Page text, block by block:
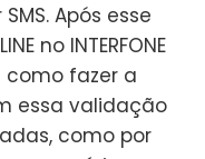
Após esse
no INTERFONE
como fazer a
essa validação
como por